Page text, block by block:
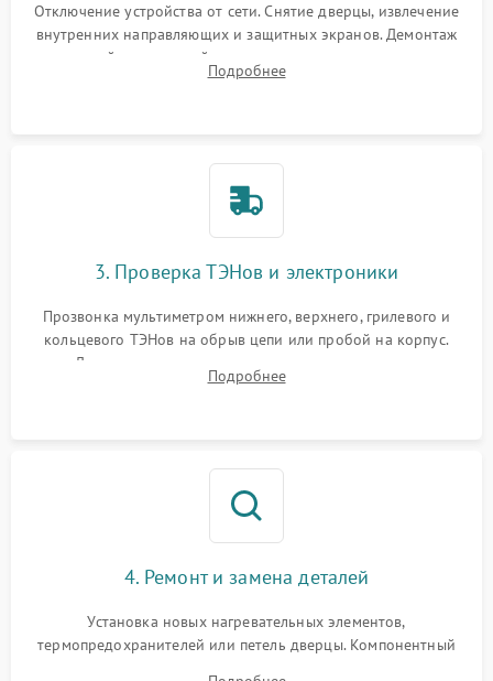
Отключение устройства от сети. Снятие дверцы, извлечение
внутренних направляющих и защитных экранов. Демонтаж
задней или верхней панели для прямого доступа к
нагревательным элементам, плате и вентиляторам.
Подробнее
3. Проверка ТЭНов и электроники
Прозвонка мультиметром нижнего, верхнего, грилевого и
кольцевого ТЭНов на обрыв цепи или пробой на корпус.
Диагностика термостата, датчиков температуры,
переключателя режимов и мотора конвекции.
Подробнее
4. Ремонт и замена деталей
Установка новых нагревательных элементов,
термопредохранителей или петель дверцы. Компонентный